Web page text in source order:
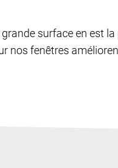
surface en
nos fenêtres